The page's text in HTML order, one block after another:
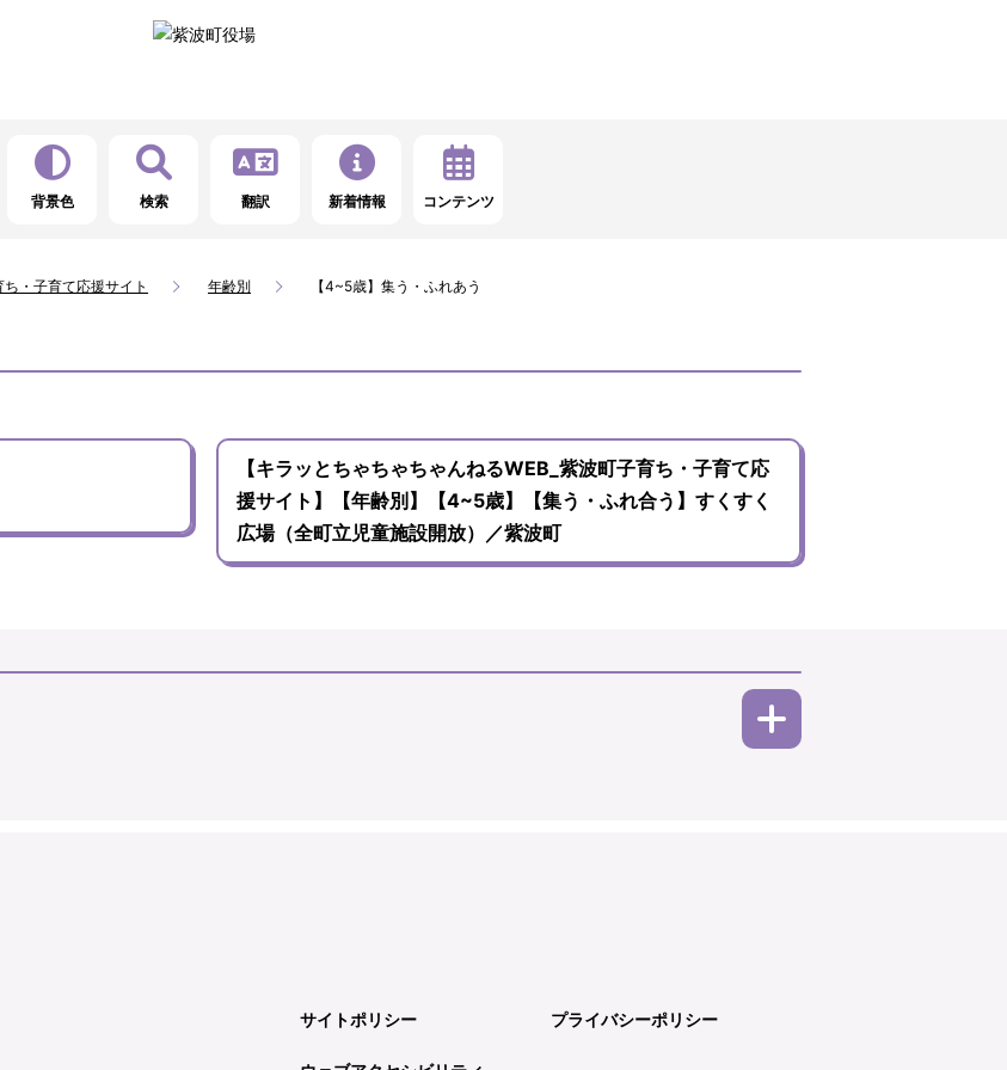
背景色 検索 翻訳 新着情報 コンテンツ
・子育て応援サイト 年齢別 【4~5歳】集う・ふれあう
【キラッとちゃちゃちゃんねるWEB_紫波町子育ち・子育て応
援サイト】【年齢別】【4~5歳】【集う・ふれ合う】すくすく
広場（全町立児童施設開放）／紫波町
サイトポリシー プライバシーポリシー